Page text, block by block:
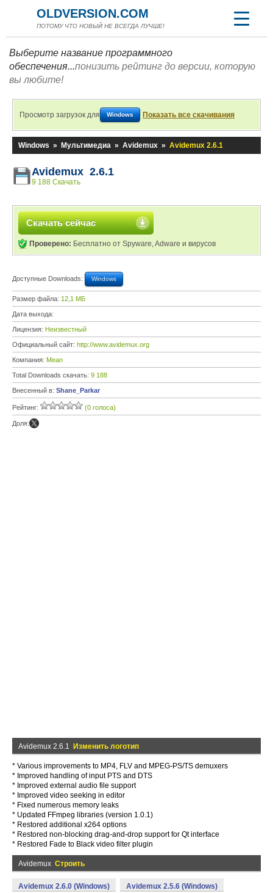
OLDVERSION.COM
ПОТОМУ ЧТО НОВЫЙ НЕ ВСЕГДА ЛУЧШЕ!
Выберите название программного
обеспечения...понизить рейтинг до версии, которую
вы любите!
Просмотр загрузок для Windows Показать все скачивания
Windows » Мультимедиа » Avidemux » Avidemux 2.6.1
Avidemux 2.6.1
9 188 Скачать
Скачать сейчас
Проверено: Бесплатно от Spyware, Adware и вирусов
Доступные Downloads: Windows
Размер файла: 12,1 МБ
Дата выхода:
Лицензия: Неизвестный
Официальный сайт: http://www.avidemux.org
Компания: Mean
Total Downloads скачать: 9 188
Внесенный в: Shane_Parkar
Рейтинг: (0 голоса)
Доля:
Avidemux 2.6.1 Изменить логотип
* Various improvements to MP4, FLV and MPEG-PS/TS demuxers
* Improved handling of input PTS and DTS
* Improved external audio file support
* Improved video seeking in editor
* Fixed numerous memory leaks
* Updated FFmpeg libraries (version 1.0.1)
* Restored additional x264 options
* Restored non-blocking drag-and-drop support for Qt interface
* Restored Fade to Black video filter plugin
Avidemux Строить
Avidemux 2.6.0 (Windows) Avidemux 2.5.6 (Windows)